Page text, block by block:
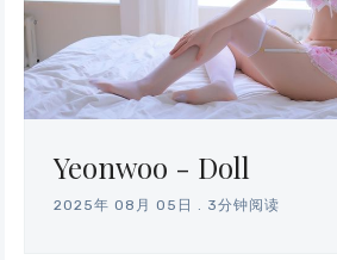
Yeonwoo - Doll
2025年 08月 05日 3分钟阅读